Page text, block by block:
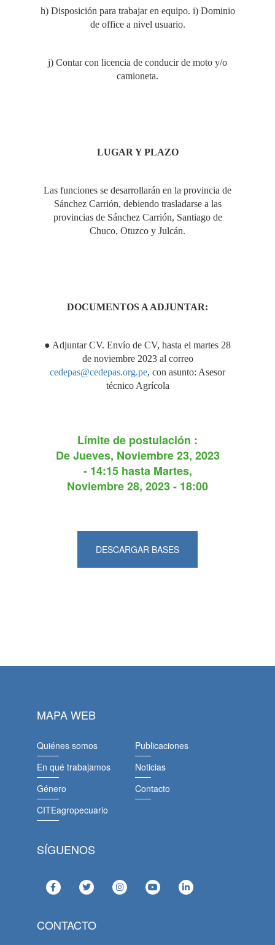
h) Disposición para trabajar en equipo. i) Dominio
de office a nivel usuario.
j) Contar con licencia de conducir de moto y/o
camioneta.
LUGAR Y PLAZO
Las funciones se desarrollarán en la provincia de
Sánchez Carrión, debiendo trasladarse a las
provincias de Sánchez Carrión, Santiago de
Chuco, Otuzco y Julcán.
DOCUMENTOS A ADJUNTAR:
● Adjuntar CV. Envío de CV, hasta el martes 28
de noviembre 2023 al correo
cedepas@cedepas.org.pe, con asunto: Asesor
técnico Agrícola
Límite de postulación :
DeJueves, Noviembre 23, 2023
- 14:15hasta Martes,
Noviembre 28, 2023 - 18:00
DESCARGAR BASES
MAPA WEB
Quiénes somos
En qué trabajamos
Género
CITEagropecuario
Publicaciones
Noticias
Contacto
SÍGUENOS
CONTACTO